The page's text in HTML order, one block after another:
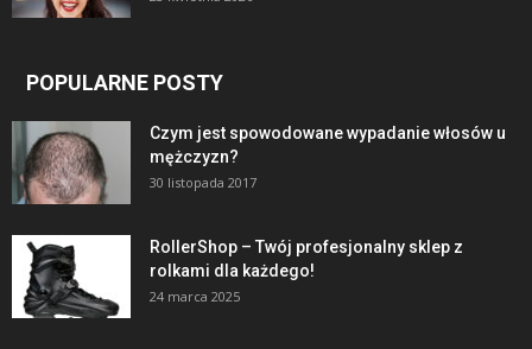
POPULARNE POSTY
Czym jest spowodowane wypadanie włosów u
mężczyzn?
30 listopada 2017
RollerShop – Twój profesjonalny sklep z
rolkami dla każdego!
24 marca 2025